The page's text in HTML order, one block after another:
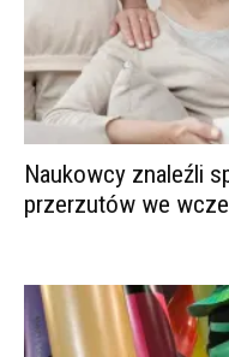
Naukowcy znaleźli
przerzutów we